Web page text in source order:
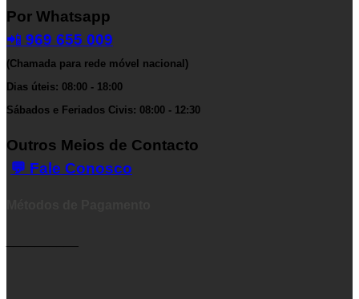
Por Whatsapp
📲 969 655 009
(Chamada para rede móvel nacional)
Dias úteis: 08:00 - 18:00
Sábados e Feriados Civis: 08:00 - 12:30
Outros Meios de Contacto
💬 Fale Conosco